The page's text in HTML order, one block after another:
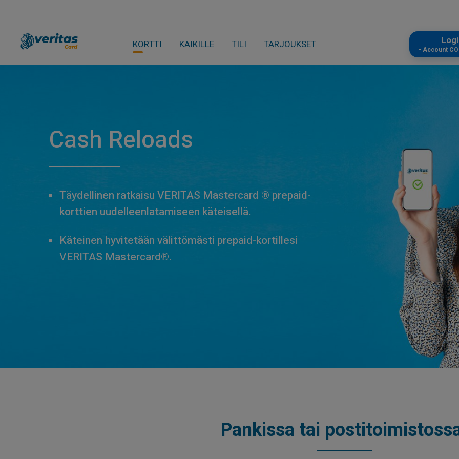
KORTTI KAIKILLE TILI TARJOUKSET - Account
Cash Reloads
Täydellinen ratkaisu VERITAS Mastercard ® prepaid-
korttien uudelleenlatamiseen käteisellä.
Käteinen hyvitetään välittömästi prepaid-kortillesi
VERITAS Mastercard®.
Pankissa tai